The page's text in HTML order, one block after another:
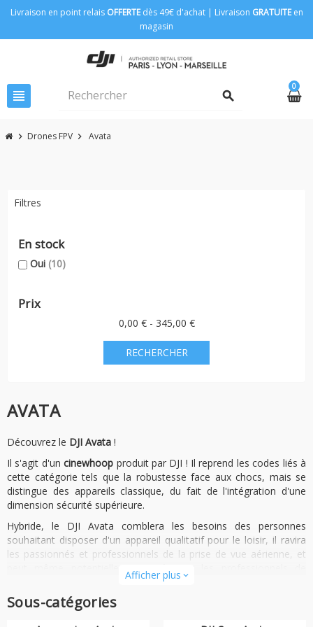
Livraison en point relais OFFERTEdès 49€ d'achat | Livraison GRATUITEen
magasin
view_headline search
0
chevron_right Drones FPV chevron_right Avata
Filtres
En stock
Oui (10)
Prix
0,00 € - 345,00 €
AVATA
Découvrez le DJI Avata !
Il s'agit d'uncinewhoop produit par DJI ! Il reprend les codes liés à
cette catégorie tels que la robustesse face aux chocs, mais se
distingue des appareils classique, du fait de l'intégration d'une
dimension sécurité supérieure.
Hybride, le DJI Avata comblera les besoins des personnes
souhaitant disposer d'un appareil qualitatif pour le loisir, il ravira
les passionnés et professionnels de la prise de vue aérienne, et
peut même potentiellement intéresser les professionnels de
l'inspection en raison de sa fonctionnalité de
inédite !
Afficher plus expand_more
Sous-catégories